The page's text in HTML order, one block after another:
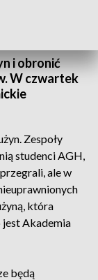
i obronić
W czwartek
Zespoły
studenci AGH,
ale w
która
jest Akademia
będą